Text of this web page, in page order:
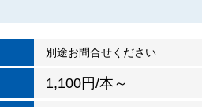
別途お問合せください
1,100円/本～